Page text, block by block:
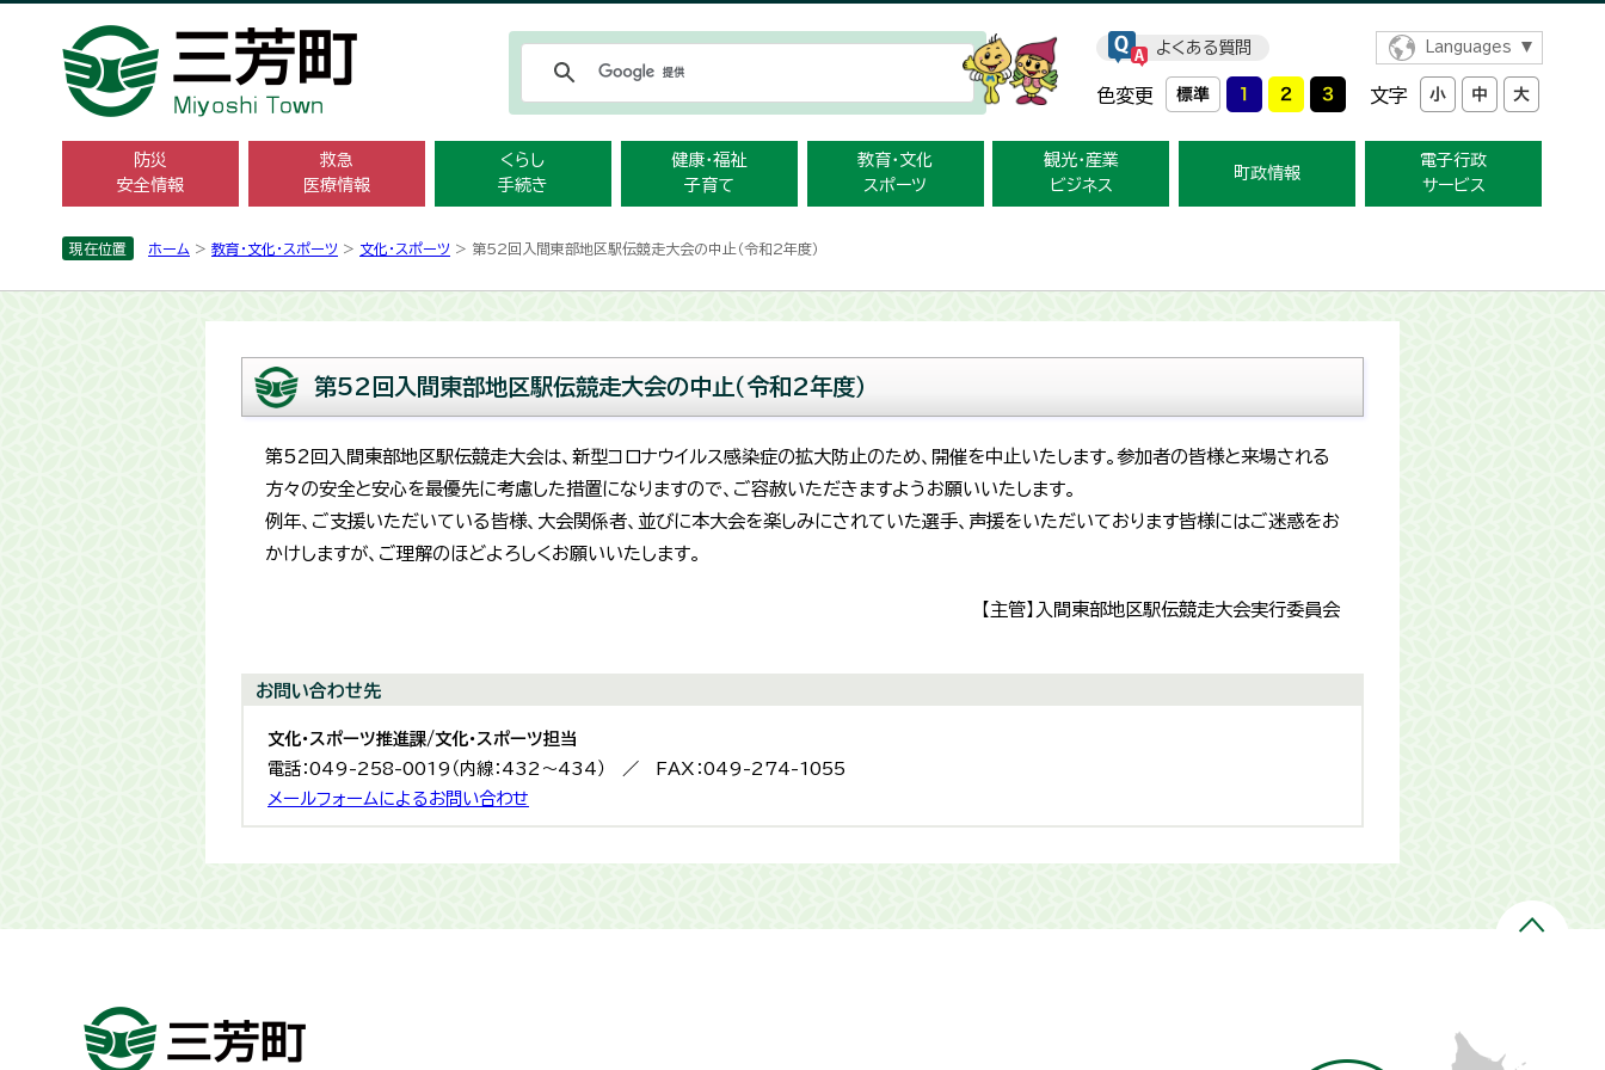
よくある質問 Languages
色変更 文字
防災
安全情報
救急
医療情報
くらし
手続き
健康・福祉
子育て
教育・文化
スポーツ
観光・産業
ビジネス
町政情報
電子行政
サービス
現在位置 ホーム > 教育・文化・スポーツ > 文化・スポーツ > 第52回入間東部地区駅伝競走大会の中止（令和2年度）
第52回入間東部地区駅伝競走大会の中止（令和2年度）
第52回入間東部地区駅伝競走大会は、新型コロナウイルス感染症の拡大防止のため、開催を中止いたします。参加者の皆様と来場される
方々の安全と安心を最優先に考慮した措置になりますので、ご容赦いただきますようお願いいたします。
例年、ご支援いただいている皆様、大会関係者、並びに本大会を楽しみにされていた選手、声援をいただいております皆様にはご迷惑をお
かけしますが、ご理解のほどよろしくお願いいたします。
【主管】入間東部地区駅伝競走大会実行委員会
お問い合わせ先
文化・スポーツ推進課/文化・スポーツ担当
電話：049-258-0019（内線：432〜434） ／ FAX：049-274-1055
メールフォームによるお問い合わせ